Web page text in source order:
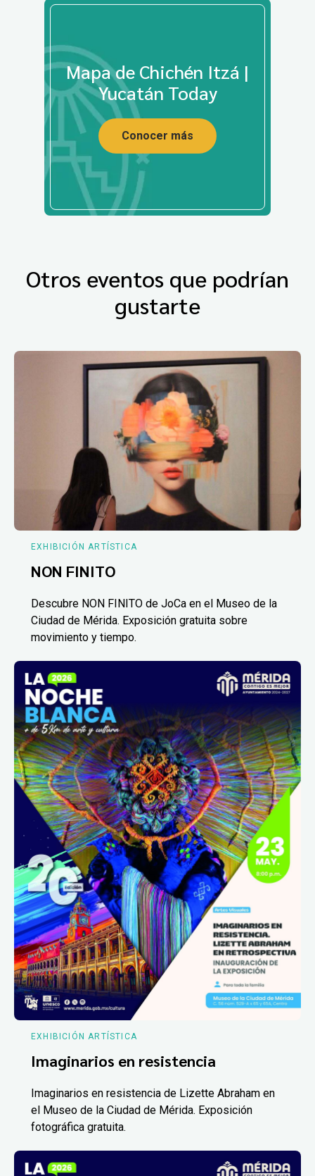
Mapa de Chichén Itzá |
Yucatán Today
Conocer más
Otros eventos que podrían
gustarte
EXHIBICIÓN ARTÍSTICA
NON FINITO
Descubre NON FINITO de JoCa en el Museo de la
Ciudad de Mérida. Exposición gratuita sobre
movimiento y tiempo.
EXHIBICIÓN ARTÍSTICA
Imaginarios en resistencia
Imaginarios en resistencia de Lizette Abraham en
el Museo de la Ciudad de Mérida. Exposición
fotográfica gratuita.